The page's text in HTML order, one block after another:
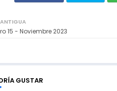
15 - Noviembre 2023
GUSTAR